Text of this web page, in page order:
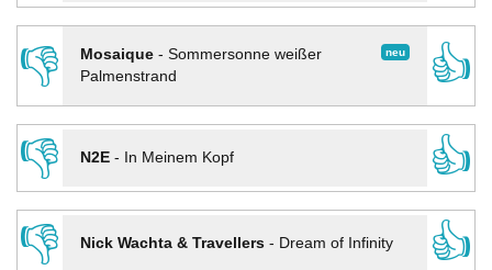
👎
neu
Mosaique- Sommersonne weißer
Palmenstrand
👍
👎
N2E- In Meinem Kopf
👍
👎
Nick Wachta & Travellers- Dream of Infinity
👍